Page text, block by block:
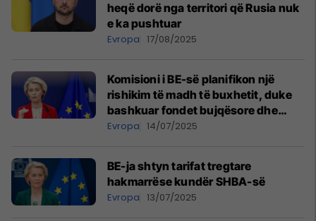
heqë dorë nga territori që Rusia nuk
e ka pushtuar
Evropa 17/08/2025
Komisioni i BE-së planifikon një
rishikim të madh të buxhetit, duke
bashkuar fondet bujqësore dhe
rajonale
Evropa 14/07/2025
BE-ja shtyn tarifat tregtare
hakmarrëse kundër SHBA-së
Evropa 13/07/2025